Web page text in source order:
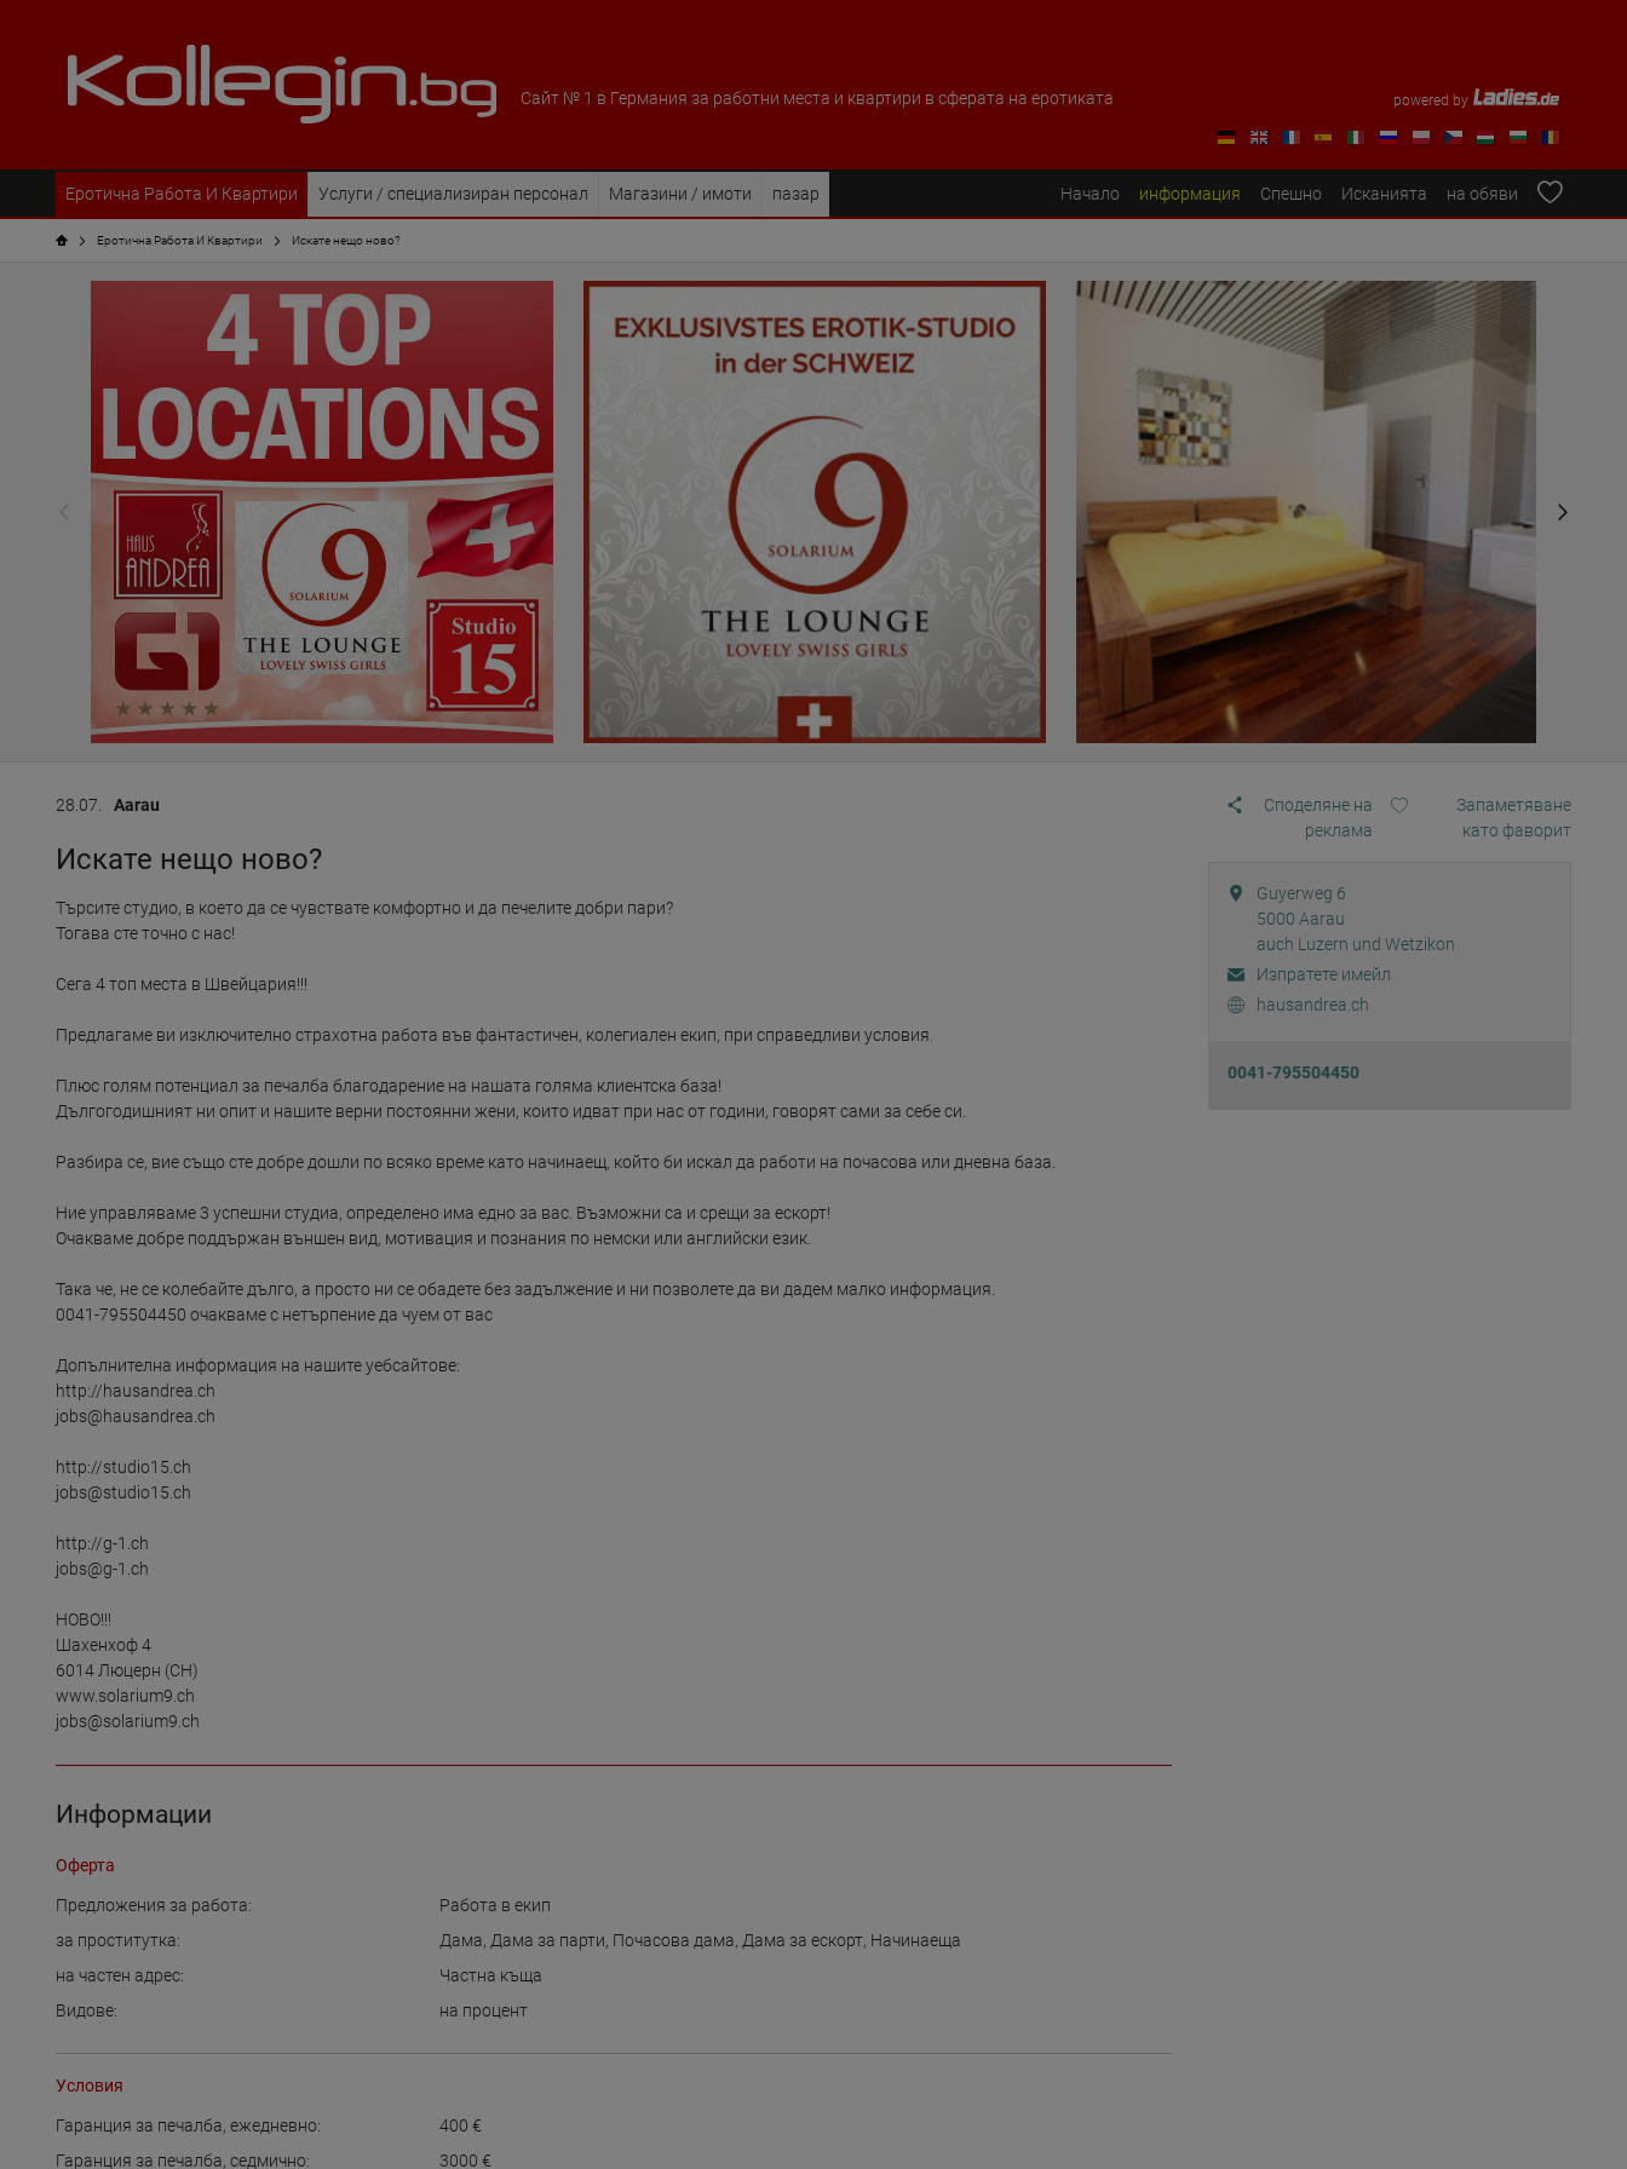
Сайт № 1 в Германия за работни места и квартири в сферата на еротиката powered by
Еротична Работа И Квартири Услуги / специализиран персонал Магазини / имоти пазар Начало информация Спешно Исканията на обяви
Еротична Работа И Квартири Искате нещо ново?
28.07. Aarau
Искате нещо ново?
Търсите студио, в което да се чувствате комфортно и да печелите добри пари?
Тогава сте точно с нас!
Сега 4 топ места в Швейцария!!!
Предлагаме ви изключително страхотна работа във фантастичен, колегиален екип, при справедливи условия.
Плюс голям потенциал за печалба благодарение на нашата голяма клиентска база!
Дългогодишният ни опит и нашите верни постоянни жени, които идват при нас от години, говорят сами за себе си.
Разбира се, вие също сте добре дошли по всяко време като начинаещ, който би искал да работи на почасова или дневна база.
Ние управляваме 3 успешни студиа, определено има едно за вас. Възможни са и срещи за ескорт!
Очакваме добре поддържан външен вид, мотивация и познания по немски или английски език.
Така че, не се колебайте дълго, а просто ни се обадете без задължение и ни позволете да ви дадем малко информация.
0041-795504450 очакваме с нетърпение да чуем от вас
Допълнителна информация на нашите уебсайтове:
http://hausandrea.ch
jobs@hausandrea.ch
http://studio15.ch
jobs@studio15.ch
http://g-1.ch
jobs@g-1.ch
НОВО!!!
Шахенхоф 4
6014 Люцерн (CH)
www.solarium9.ch
Информации
Оферта
Предложения за работа:
Работа в екип
за проститутка:
Дама, Дама за парти, Почасова дама, Дама за ескорт, Начинаеща
на частен адрес:
Частна къща
Видове:
на процент
Условия
Гаранция за печалба, ежедневно: 400 €
Гаранция за печалба, седмично:
3000 €
Споделяне на
реклама
Запаметяване
като фаворит
Guyerweg 6
5000 Aarau
auch Luzern und Wetzikon
Изпратете имейл
hausandrea.ch
0041-795504450